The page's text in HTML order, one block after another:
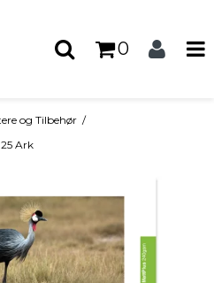
0
og Tilbehør /
Ark